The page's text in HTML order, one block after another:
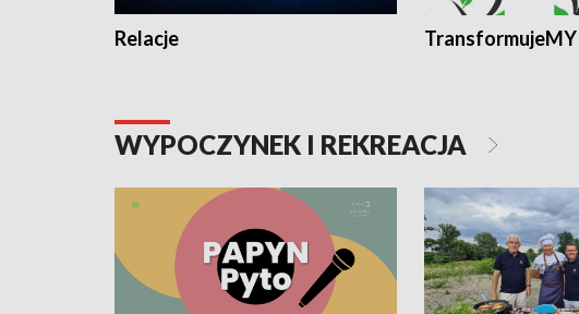
Relacje TransformujeMY
WYPOCZYNEK I REKREACJA